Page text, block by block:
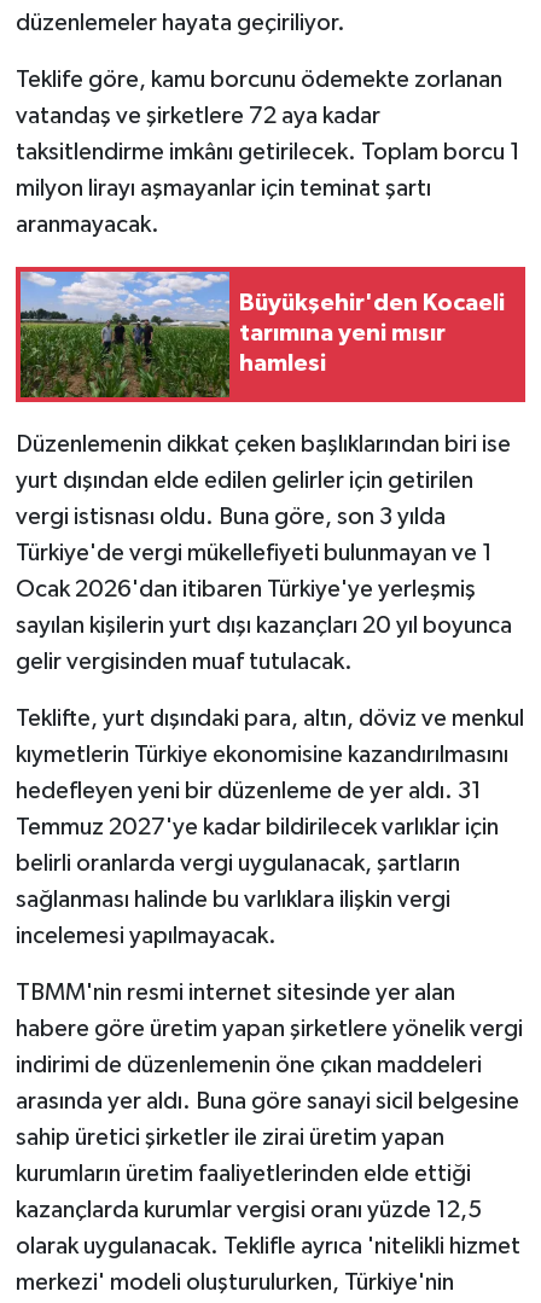
düzenlemeler hayata geçiriliyor.
Teklife göre, kamu borcunu ödemekte zorlanan
vatandaş ve şirketlere 72 aya kadar
taksitlendirme imkânı getirilecek. Toplam borcu 1
milyon lirayı aşmayanlar için teminat şartı
aranmayacak.
Büyükşehir'den Kocaeli
tarımına yeni mısır
hamlesi
Düzenlemenin dikkat çeken başlıklarından biri ise
yurt dışından elde edilen gelirler için getirilen
vergi istisnası oldu. Buna göre, son 3 yılda
Türkiye'de vergi mükellefiyeti bulunmayan ve 1
Ocak 2026'dan itibaren Türkiye'ye yerleşmiş
sayılan kişilerin yurt dışı kazançları 20 yıl boyunca
gelir vergisinden muaf tutulacak.
Teklifte, yurt dışındaki para, altın, döviz ve menkul
kıymetlerin Türkiye ekonomisine kazandırılmasını
hedefleyen yeni bir düzenleme de yer aldı. 31
Temmuz 2027'ye kadar bildirilecek varlıklar için
belirli oranlarda vergi uygulanacak, şartların
sağlanması halinde bu varlıklara ilişkin vergi
incelemesi yapılmayacak.
TBMM'nin resmi internet sitesinde yer alan
habere göre üretim yapan şirketlere yönelik vergi
indirimi de düzenlemenin öne çıkan maddeleri
arasında yer aldı. Buna göre sanayi sicil belgesine
sahip üretici şirketler ile zirai üretim yapan
kurumların üretim faaliyetlerinden elde ettiği
kazançlarda kurumlar vergisi oranı yüzde 12,5
olarak uygulanacak. Teklifle ayrıca 'nitelikli hizmet
merkezi' modeli oluşturulurken, Türkiye'nin